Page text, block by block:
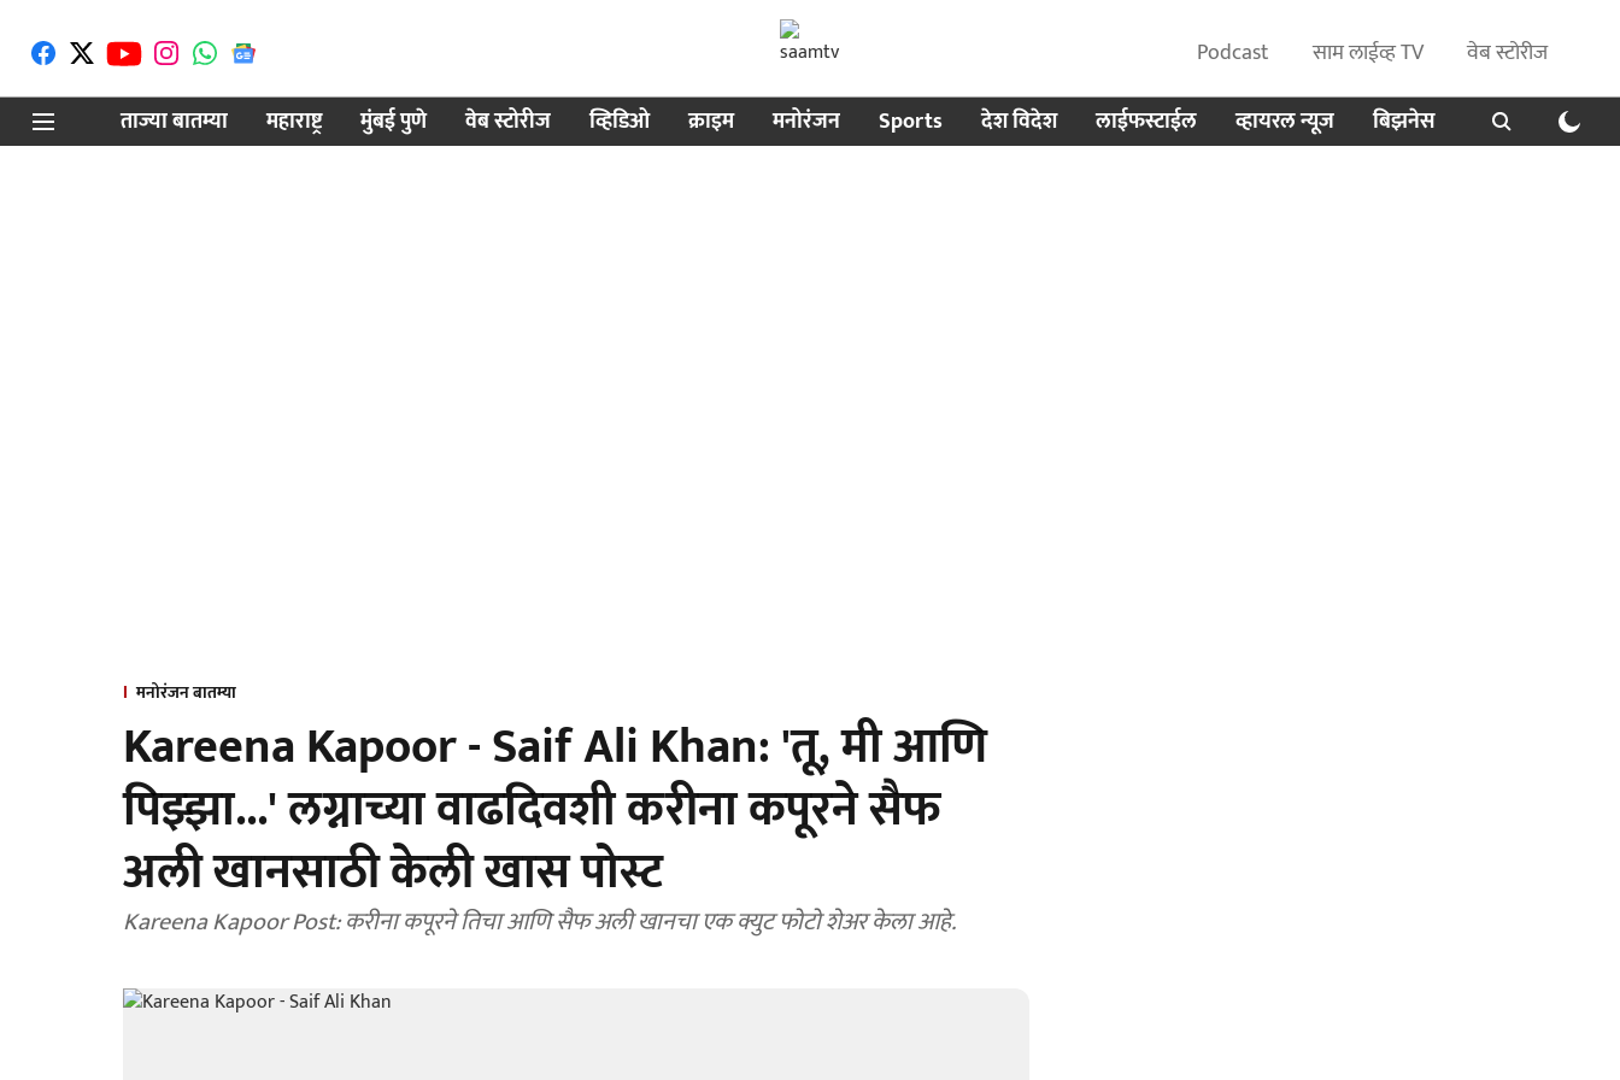
Podcast साम लाईव्ह TV
वेब स्टोरीज
ताज्या बातम्या
महाराष्ट्र मुंबई पुणे वेब स्टोरीज व्हिडिओ क्राइम मनोरंजन Sports देश विदेश लाईफस्टाईल व्हायरल न्यूज बिझनेस
मनोरंजन बातम्या
Kareena Kapoor - Saif Ali Khan: 'तू, मी आणि
पिझ्झा...' लग्नाच्या वाढदिवशी करीना कपूरने सैफ
अली खानसाठी केली खास पोस्ट
Kareena Kapoor Post: करीना कपूरने तिचा आणि सैफ अली खानचा एक क्युट फोटो शेअर केला आहे.